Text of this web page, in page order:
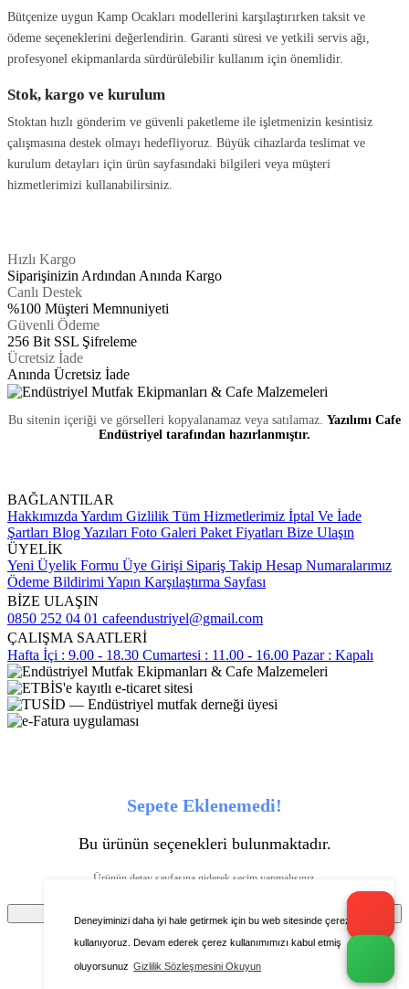
Deneyiminizi daha iyi hale getirmek için bu web sitesinde çerezleri
kullanıyoruz. Devam ederek çerez kullanımımızı kabul etmiş
oluyorsunuz Gizlilik Sözleşmesini Okuyun
Bütçenize uygun Kamp Ocakları modellerini karşılaştırırken taksit ve
ödeme seçeneklerini değerlendirin. Garanti süresi ve yetkili servis ağı,
profesyonel ekipmanlarda sürdürülebilir kullanım için önemlidir.
Stok, kargo ve kurulum
Stoktan hızlı gönderim ve güvenli paketleme ile işletmenizin kesintisiz
çalışmasına destek olmayı hedefliyoruz. Büyük cihazlarda teslimat ve
kurulum detayları için ürün sayfasındaki bilgileri veya müşteri
hizmetlerimizi kullanabilirsiniz.
Hızlı Kargo
Siparişinizin Ardından Anında Kargo
Canlı Destek
%100 Müşteri Memnuniyeti
Güvenli Ödeme
256 Bit SSL Şifreleme
Ücretsiz İade
Anında Ücretsiz İade
Bu sitenin içeriği ve görselleri kopyalanamaz veya satılamaz. Yazılımı Cafe
Endüstriyel tarafından hazırlanmıştır.
BAĞLANTILAR
Hakkımızda Yardım Gizlilik Tüm Hizmetlerimiz İptal Ve İade
Şartları Blog Yazıları Foto Galeri Paket Fiyatları Bize Ulaşın
ÜYELİK
Yeni Üyelik Formu Üye Girişi Sipariş Takip Hesap Numaralarımız
Ödeme Bildirimi Yapın Karşılaştırma Sayfası
BİZE ULAŞIN
0850 252 04 01 cafeendustriyel@gmail.com
ÇALIŞMA SAATLERİ
Hafta İçi : 9.00 - 18.30 Cumartesi : 11.00 - 16.00 Pazar : Kapalı
Sepete Eklenemedi!
Bu ürünün seçenekleri bulunmaktadır.
Ürünün detay sayfasına giderek seçim yapmalısınız.